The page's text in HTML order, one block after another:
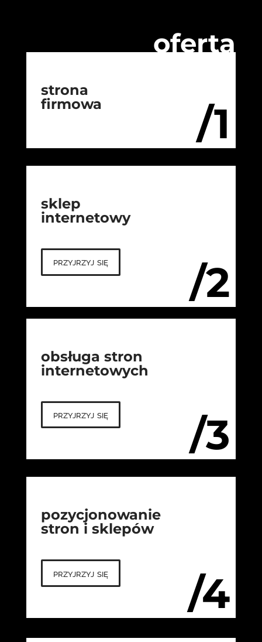
oferta
/1
strona
firmowa
/2
sklep
internetowy
przyjrzyj się
/3
obsługa stron
internetowych
przyjrzyj się
/4
pozycjonowanie
stron i sklepów
przyjrzyj się